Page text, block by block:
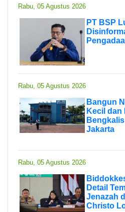
Rabu, 05 Agustus 2026
PT BSP
Rabu, 05 Agustus 2026
Bangun
Kecil dan
Jakarta
Rabu, 05 Agustus 2026
Detail
Jenazah
Christo